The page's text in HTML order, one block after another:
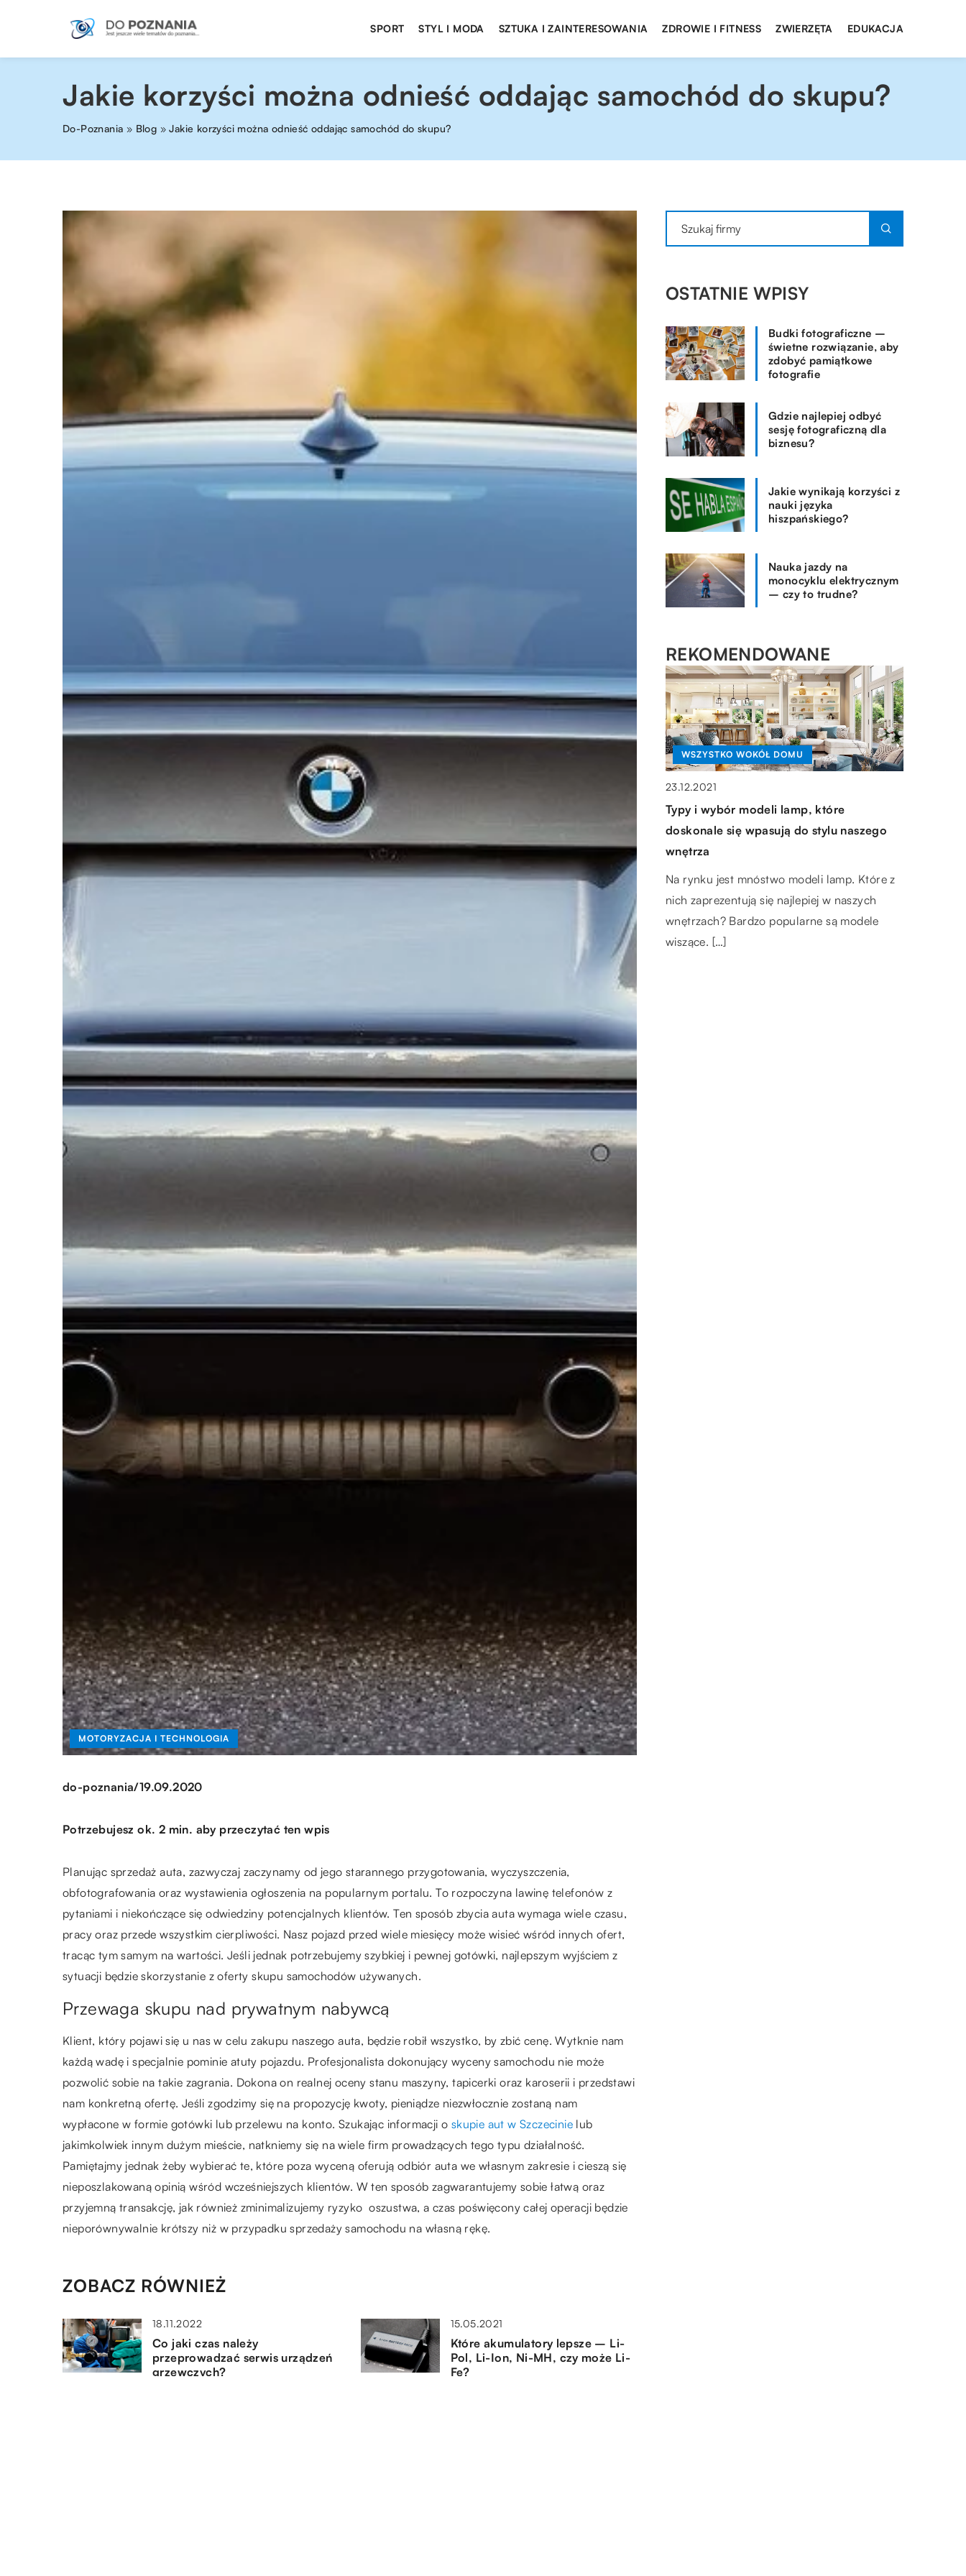
SPORT STYL I MODA SZTUKA I ZAINTERESOWANIA ZDROWIE I FITNESS ZWIERZĘTA EDUKACJA
Jakie korzyści można odnieść oddając samochód do skupu?
Do-Poznania » Blog »Jakie korzyści można odnieść oddając samochód do skupu?
MOTORYZACJA I TECHNOLOGIA
do-poznania/19.09.2020
Potrzebujesz ok. 2 min. aby przeczytać ten wpis
Planując sprzedaż auta, zazwyczaj zaczynamy od jego starannego przygotowania, wyczyszczenia,
obfotografowania oraz wystawienia ogłoszenia na popularnym portalu. To rozpoczyna lawinę telefonów z
pytaniami i niekończące się odwiedziny potencjalnych klientów. Ten sposób zbycia auta wymaga wiele czasu,
pracy oraz przede wszystkim cierpliwości. Nasz pojazd przed wiele miesięcy może wisieć wśród innych ofert,
tracąc tym samym na wartości. Jeśli jednak potrzebujemy szybkiej i pewnej gotówki, najlepszym wyjściem z
sytuacji będzie skorzystanie z oferty skupu samochodów używanych.
Przewaga skupu nad prywatnym nabywcą
Klient, który pojawi się u nas w celu zakupu naszego auta, będzie robił wszystko, by zbić cenę. Wytknie nam
każdą wadę i specjalnie pominie atuty pojazdu. Profesjonalista dokonujący wyceny samochodu nie może
pozwolić sobie na takie zagrania. Dokona on realnej oceny stanu maszyny, tapicerki oraz karoserii i przedstawi
nam konkretną ofertę. Jeśli zgodzimy się na propozycję kwoty, pieniądze niezwłocznie zostaną nam
wypłacone w formie gotówki lub przelewu na konto. Szukając informacji o skupie aut w Szczecinie lub
jakimkolwiek innym dużym mieście, natkniemy się na wiele firm prowadzących tego typu działalność.
Pamiętajmy jednak żeby wybierać te, które poza wyceną oferują odbiór auta we własnym zakresie i cieszą się
nieposzlakowaną opinią wśród wcześniejszych klientów. W ten sposób zagwarantujemy sobie łatwą oraz
przyjemną transakcję, jak również zminimalizujemy ryzyko oszustwa, a czas poświęcony całej operacji będzie
nieporównywalnie krótszy niż w przypadku sprzedaży samochodu na własną rękę.
ZOBACZ RÓWNIEŻ
18.11.2022
Co jaki czas należy
przeprowadzać serwis urządzeń
grzewczych?
15.05.2021
Które akumulatory lepsze – Li-
Pol, Li-Ion, Ni-MH, czy może Li-
Fe?
OSTATNIE WPISY
Budki fotograficzne –
świetne rozwiązanie, aby
zdobyć pamiątkowe
fotografie
Gdzie najlepiej odbyć
sesję fotograficzną dla
biznesu?
Jakie wynikają korzyści z
nauki języka
hiszpańskiego?
Nauka jazdy na
monocyklu elektrycznym
– czy to trudne?
REKOMENDOWANE
MOTORYZACJA I TECHNOLOGIA
Czym różni się frezowanie od toczenia
CNC?
Toczenie to proces obróbki, w którym
cylindryczny lub stożkowy przedmiot
obrabiany jest obracany wokół własnej osi
WSZYSTKO WOKÓŁ DOMU
23.12.2021
Typy i wybór modeli lamp, które
doskonale się wpasują do stylu naszego
wnętrza
Na rynku jest mnóstwo modeli lamp. Które z
nich zaprezentują się najlepiej w naszych
wnętrzach? Bardzo popularne są modele
wiszące. […]
LIFESTYLE
07.11.2019
Punkówa czy Czerwony kapturek?
Może się wydawać, że jesienne stylizacje są
nudne i ciężkie do wykreowania. Nic bardziej
mylnego. Jesień to pora roku, która […]